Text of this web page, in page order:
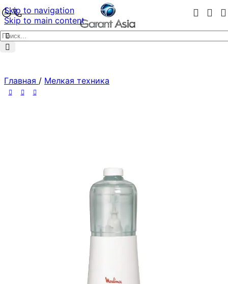
Skip to navigation
Skip to main content
Главная / Мелкая техника